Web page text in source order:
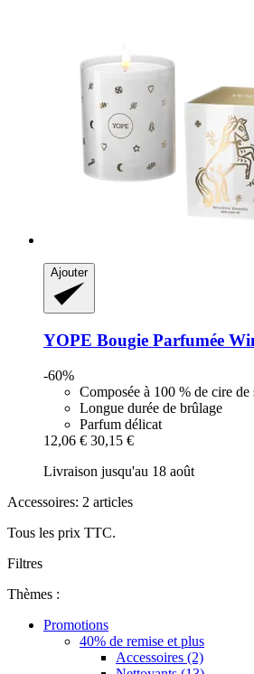
Ajouter
YOPE Bougie Parfumée
-60%
Composée à 100 % de cire de
Longue durée de brûlage
Parfum délicat
12,06 € 30,15 €
Livraison jusqu'au 18 août
Accessoires: 2 articles
Tous les prix TTC.
Filtres
Thèmes :
Promotions
40% de remise et plus
Accessoires (2)